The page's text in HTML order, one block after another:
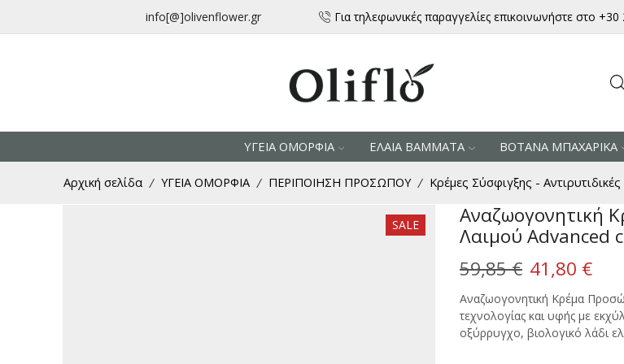
info[@]olivenflower.gr
για αγορές άνω των 30 € από την Ελλάδα Για τηλεφωνικές παραγγελίες επικοινωνήστε στο
ΥΓΕΙΑ ΟΜΟΡΦΙΑ ΕΛΑΙΑ ΒΑΜΜΑΤΑ ΒΟΤΑΝΑ ΜΠΑΧΑΡΙΚΑ
Αρχική σελίδα / ΥΓΕΙΑ ΟΜΟΡΦΙΑ / ΠΕΡΙΠΟΙΗΣΗ ΠΡΟΣΩΠΟΥ / Κρέμες Σύσφιγξης - Αντιρυτιδικές
SALE
Αναζωογονητική
Λαιμού Advanced
59,85€ Original
price
was:
59,85 €.
41,80 €Η
Αναζωογονητική Κρέμα
τεχνολογίας και υφής με
οξύρρυγχο, βιολογικό λάδι